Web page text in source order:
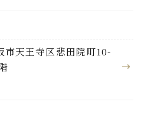
天王寺区悲田院町10-